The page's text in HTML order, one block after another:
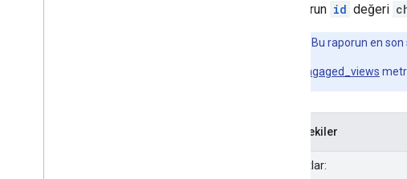
Bu raporun id değeri
Bu raporun en son
engaged_views
İçindekiler
Boyutlar: